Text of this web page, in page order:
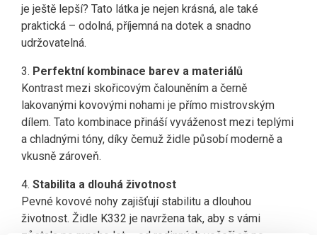
je ještě lepší? Tato látka je nejen krásná, ale také
praktická – odolná, příjemná na dotek a snadno
udržovatelná.
3. Perfektní kombinace barev a materiálů
Kontrast mezi skořicovým čalouněním a černě
lakovanými kovovými nohami je přímo mistrovským
dílem. Tato kombinace přináší vyváženost mezi teplými
a chladnými tóny, díky čemuž židle působí moderně a
vkusně zároveň.
4. Stabilita a dlouhá životnost
Pevné kovové nohy zajišťují stabilitu a dlouhou
životnost. Židle K332 je navržena tak, aby s vámi